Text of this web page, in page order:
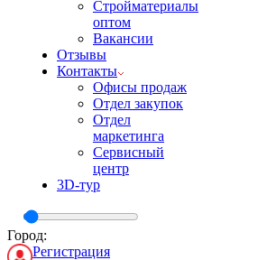
Стройматериалы
оптом
Вакансии
Отзывы
Контакты
Офисы продаж
Отдел закупок
Отдел
маркетинга
Сервисный
центр
3D-тур
Город:
Регистрация